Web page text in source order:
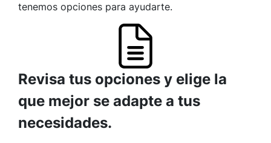
tenemos opciones para ayudarte.
Revisa tus opciones y elige la
que mejor se adapte a tus
necesidades.